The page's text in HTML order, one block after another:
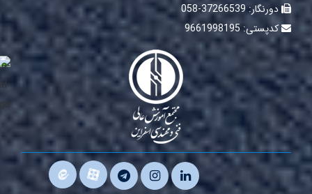
دورنگار:37266539-058
کدپستی:9661998195